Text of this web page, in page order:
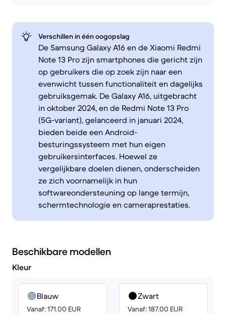
Verschillen in één oogopslag
De Samsung Galaxy A16 en de Xiaomi Redmi
Note 13 Pro zijn smartphones die gericht zijn
op gebruikers die op zoek zijn naar een
evenwicht tussen functionaliteit en dagelijks
gebruiksgemak. De Galaxy A16, uitgebracht
in oktober 2024, en de Redmi Note 13 Pro
(5G-variant), gelanceerd in januari 2024,
bieden beide een Android-
besturingssysteem met hun eigen
gebruikersinterfaces. Hoewel ze
vergelijkbare doelen dienen, onderscheiden
ze zich voornamelijk in hun
softwareondersteuning op lange termijn,
schermtechnologie en cameraprestaties.
Beschikbare modellen
Kleur
Blauw
Vanaf: 171.00 EUR
Zwart
Vanaf: 187.00 EUR